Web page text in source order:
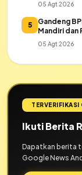
05 Agt 2026
5
Gandeng
Mandiri dan
05 Agt 2026
Ikuti Berita
Dapatkan berita
Google News